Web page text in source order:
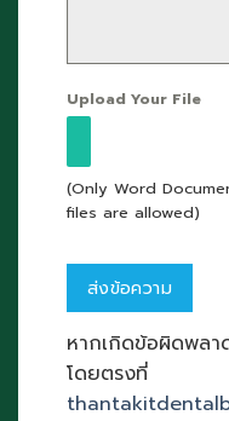
Upload Your File
(Only Word
files are allowed)
หากเกิดข้อผิดพลา
โดยตรงที่